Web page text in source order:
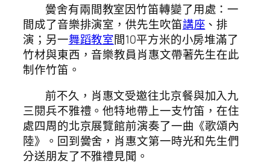
黌舍有兩間教室因竹笛轉變了用處：一
間成了音樂排演室，供先生吹笛講座 、排
演；另一舞蹈教室間10平方米的小房堆滿了
竹材與東西，音樂教員肖惠文帶著先生在此
制作竹笛。
前不久，肖惠文受邀往北京餐與加入九
三閱兵不雅禮。他特地帶上一支竹笛，在住
處四周的北京展覽館前演奏了一曲《歌頌內
陸》。回到黌舍，肖惠文第一時光和先生們
分送朋友了不雅禮見聞。